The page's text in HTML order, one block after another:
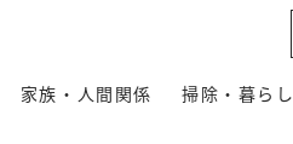
家族・人間関係 掃除・暮らし